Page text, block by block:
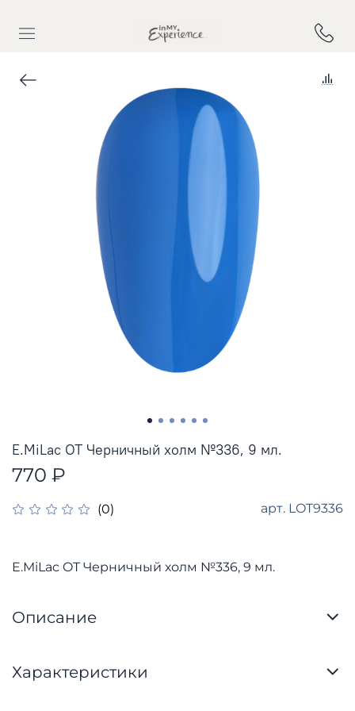
(0) арт. LOT9336
E.MiLac OT Черничный холм №336, 9 мл.
770 ₽
E.MiLac OT Черничный холм №336, 9 мл.
Описание
Характеристики